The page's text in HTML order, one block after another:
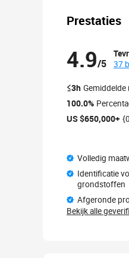
Prestaties
4.9/5 37
≤3h Gemiddelde
100.0%
US $650,000+
Volledig
Identificatie
grondstoffen
Afgeronde
Bekijk alle